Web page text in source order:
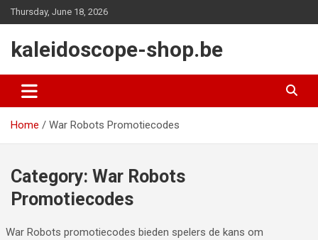
Skip
to
Thursday, June 18, 2026
kaleidoscope-shop.be
Home War Robots Promotiecodes
Category: War Robots
Promotiecodes
War Robots promotiecodes bieden spelers de kans om